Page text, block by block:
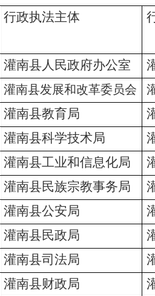
行政执法主体
灌南县人民政府办公室
灌南县发展和改革委员会
灌南县教育局
灌南县科学技术局
灌南县工业和信息化局
灌南县民族宗教事务局
灌南县公安局
灌南县民政局
灌南县司法局
灌南县财政局